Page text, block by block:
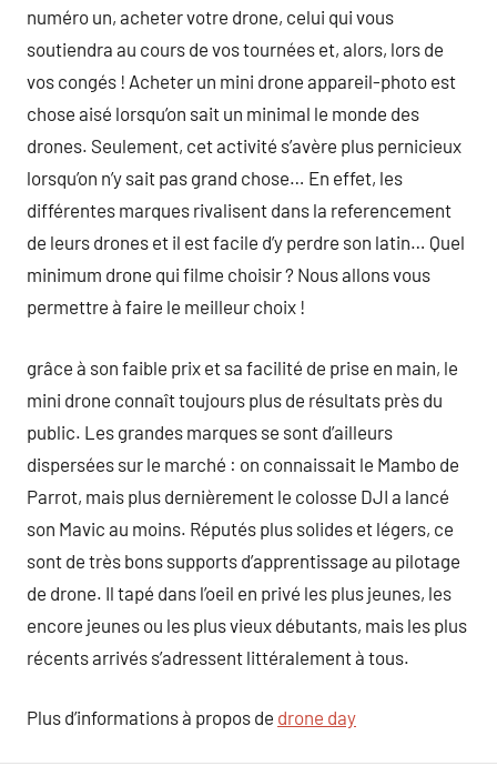
numéro un, acheter votre drone, celui qui vous
soutiendra au cours de vos tournées et, alors, lors de
vos congés ! Acheter un mini drone appareil-photo est
chose aisé lorsqu’on sait un minimal le monde des
drones. Seulement, cet activité s’avère plus pernicieux
lorsqu’on n’y sait pas grand chose… En effet, les
différentes marques rivalisent dans la referencement
de leurs drones et il est facile d’y perdre son latin… Quel
minimum drone qui filme choisir ? Nous allons vous
permettre à faire le meilleur choix !
grâce à son faible prix et sa facilité de prise en main, le
mini drone connaît toujours plus de résultats près du
public. Les grandes marques se sont d’ailleurs
dispersées sur le marché : on connaissait le Mambo de
Parrot, mais plus dernièrement le colosse DJI a lancé
son Mavic au moins. Réputés plus solides et légers, ce
sont de très bons supports d’apprentissage au pilotage
de drone. Il tapé dans l’oeil en privé les plus jeunes, les
encore jeunes ou les plus vieux débutants, mais les plus
récents arrivés s’adressent littéralement à tous.
Plus d’informations à propos de drone day